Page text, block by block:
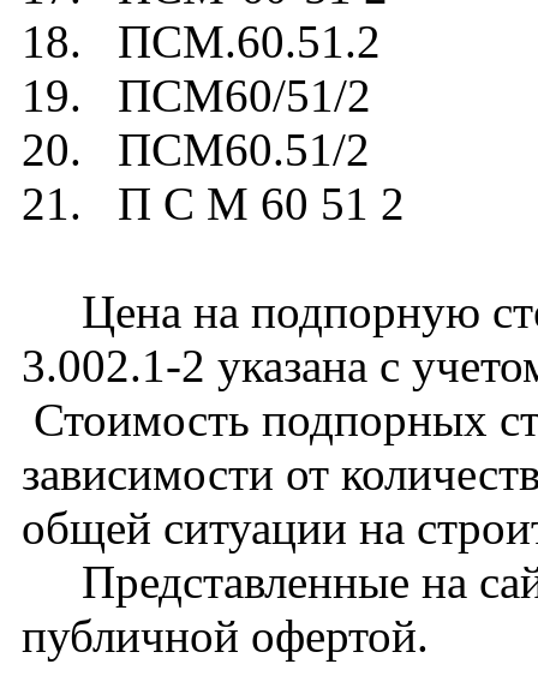
18. ПСМ.60.51.2
19. ПСМ60/51/2
20. ПСМ60.51/2
21. П С М 60 51 2
Цена на подпорную
3.002.1-2 указана с
Стоимость подпорных
зависимости от
общей ситуации на
Представленные на
публичной офертой.